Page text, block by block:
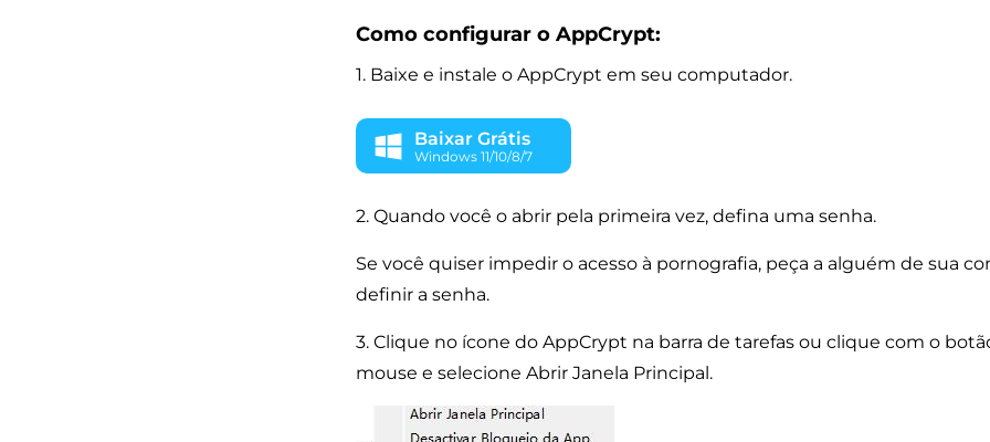
Como configurar o AppCrypt:
1. Baixe e instale o AppCrypt em seu computador.
Baixar Grátis
Windows 11/10/8/7
2. Quando você o abrir pela primeira vez, defina uma senha.
Se você quiser impedir o acesso à pornografia, peça a alguém de sua
definir a senha.
3. Clique no ícone do AppCrypt na barra de tarefas ou clique com o
mouse e selecione Abrir Janela Principal.